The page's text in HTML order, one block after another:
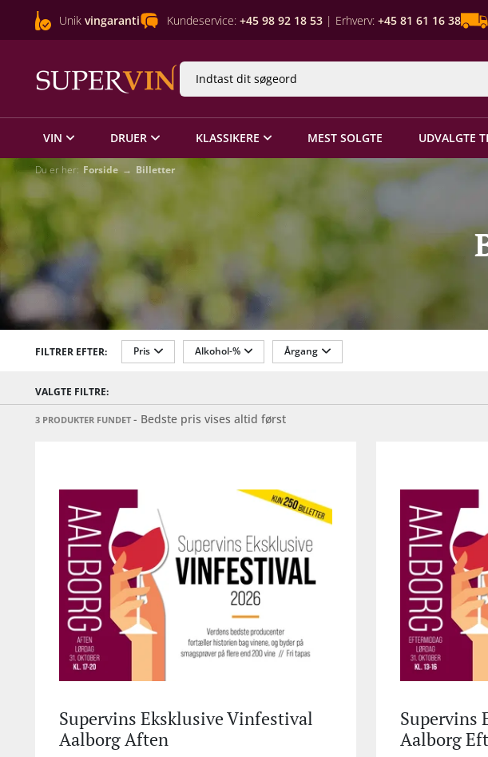
Unik vingaranti Kundeservice: +45 98 92 18 53 | Erhverv: +45 81 61 16 38
VIN DRUER KLASSIKERE MEST SOLGTE UDVALGTE
Du er her: Forside Billetter
FILTRER EFTER: Pris Alkohol-% Årgang
VALGTE FILTRE:
3 PRODUKTER FUNDET - Bedste pris vises altid først
Supervins Eksklusive Vinfestival
Aalborg Aften
Supervins
Aalborg